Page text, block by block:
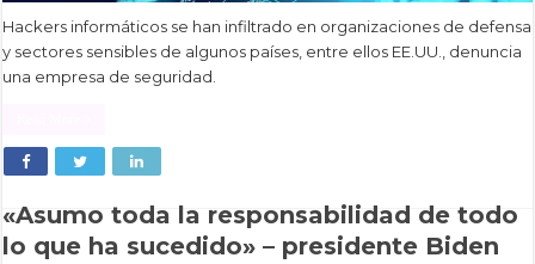
Hackers informáticos se han infiltrado en organizaciones de defensa
y sectores sensibles de algunos países, entre ellos EE.UU., denuncia
una empresa de seguridad.
«Asumo toda la responsabilidad de todo
lo que ha sucedido» – presidente Biden